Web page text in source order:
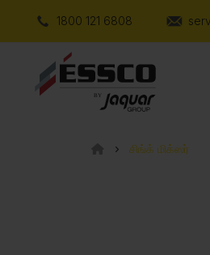
1800 121 6808
சிங்க் மிக்ஸர்